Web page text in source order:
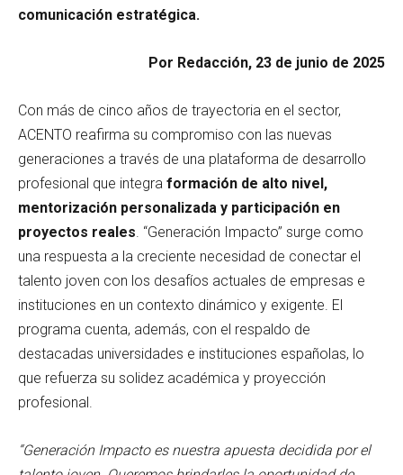
comunicación estratégica.
Por Redacción, 23 de junio de 2025
Con más de cinco años de trayectoria en el sector,
ACENTO reafirma su compromiso con las nuevas
generaciones a través de una plataforma de desarrollo
profesional que integra formación de alto nivel,
mentorización personalizada y participación en
proyectos reales. “Generación Impacto” surge como
una respuesta a la creciente necesidad de conectar el
talento joven con los desafíos actuales de empresas e
instituciones en un contexto dinámico y exigente. El
programa cuenta, además, con el respaldo de
destacadas universidades e instituciones españolas, lo
que refuerza su solidez académica y proyección
profesional.
“Generación Impacto es nuestra apuesta decidida por el